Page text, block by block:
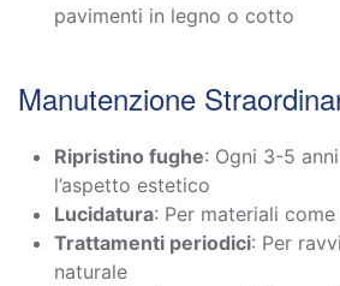
pavimenti in legno o cotto
Manutenzione
Ripristino fughe: Ogni 3-5
l’aspetto estetico
Lucidatura: Per materiali
Trattamenti periodici: Per
naturale